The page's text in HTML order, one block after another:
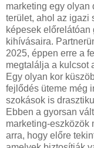
marketing egy olyan
terület, ahol az igazi
képesek
kihívásaira.
2025, éppen erre a
megtalálja a kulcsot
Egy olyan kor
fejlődés üteme még
szokások is
Ebben a gyorsan
marketing-eszközök
arra, hogy előre